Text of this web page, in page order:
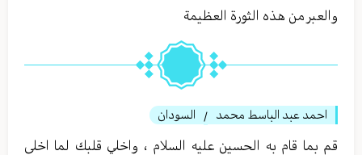
والعبر من هذه الثورة العظيمة
احمد عبد الباسط محمد / السودان
قم بما قام به الحسين عليه السلام ، واخلي قلبك لما اخلى